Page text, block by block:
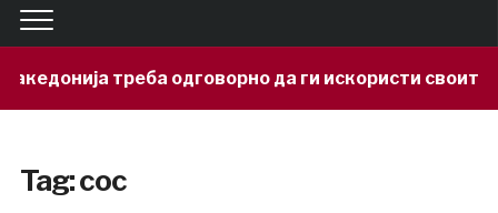
треба одговорно да ги искористи своите
Tag:сос